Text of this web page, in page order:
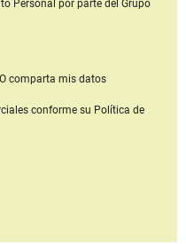
Personal por parte del Grupo
comparta mis datos
conforme su Política de